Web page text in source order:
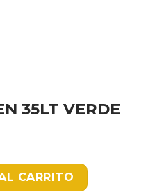
35LT VERDE
PINTO cantidad
CARRITO